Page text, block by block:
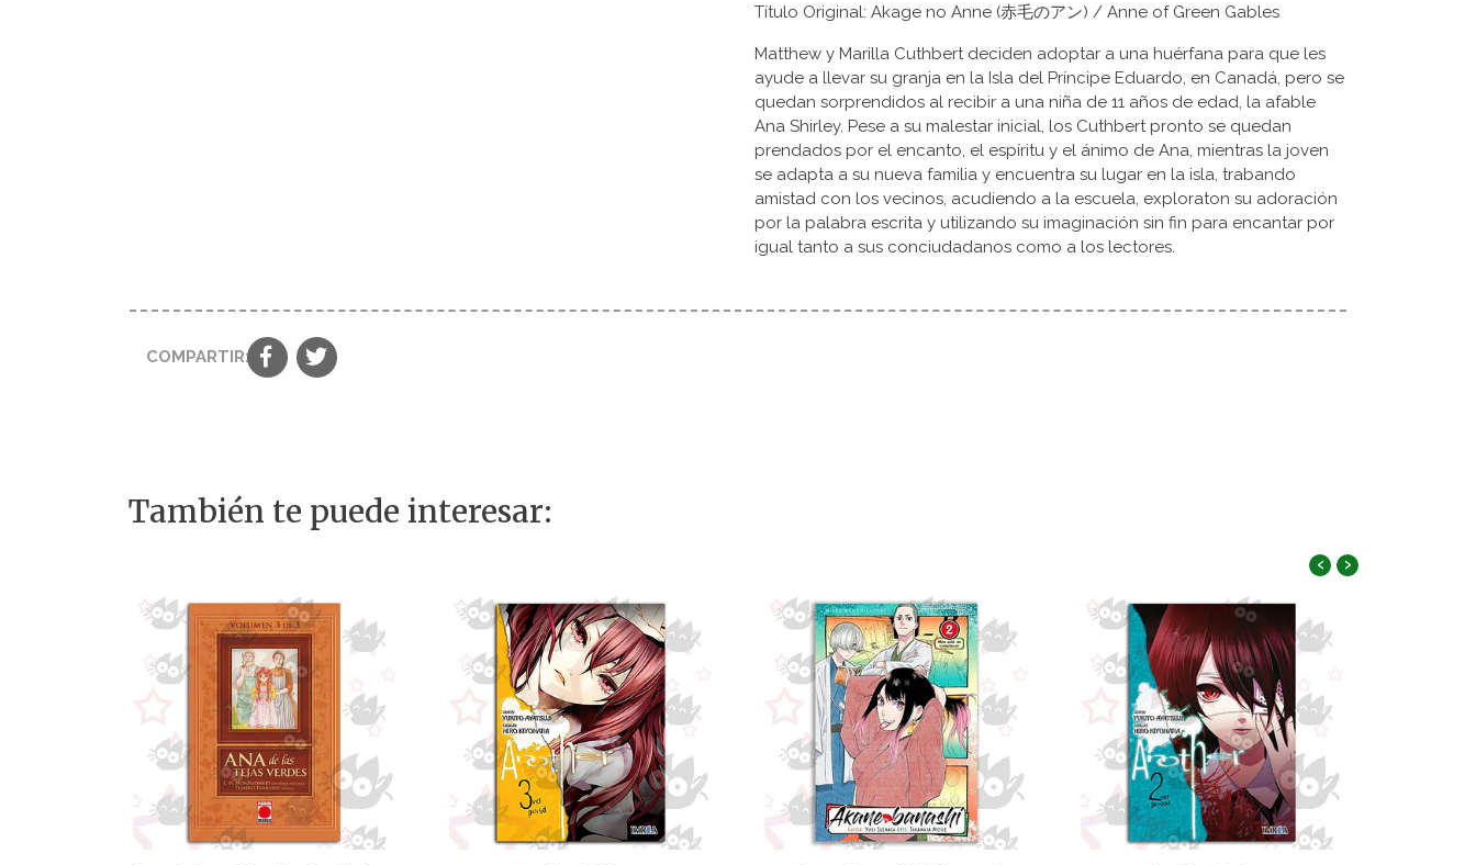
Título Original: Akage no Anne (赤毛のアン) / Anne of Green Gables
Matthew y Marilla Cuthbert deciden adoptar a una huérfana para que les
ayude a llevar su granja en la Isla del Príncipe Eduardo, en Canadá, pero se
quedan sorprendidos al recibir a una niña de 11 años de edad, la afable
Ana Shirley. Pese a su malestar inicial, los Cuthbert pronto se quedan
prendados por el encanto, el espíritu y el ánimo de Ana, mientras la joven
se adapta a su nueva familia y encuentra su lugar en la isla, trabando
amistad con los vecinos, acudiendo a la escuela, exploraton su adoración
por la palabra escrita y utilizando su imaginación sin fin para encantar por
igual tanto a sus conciudadanos como a los lectores.
COMPARTIR:
También te puede interesar:
‹ ›